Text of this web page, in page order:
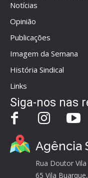
Notícias
Opinião
Publicações
Imagem da Semana
História Sindical
Links
Siga-nos nas
Agência
Rua Doutor
65 Vila